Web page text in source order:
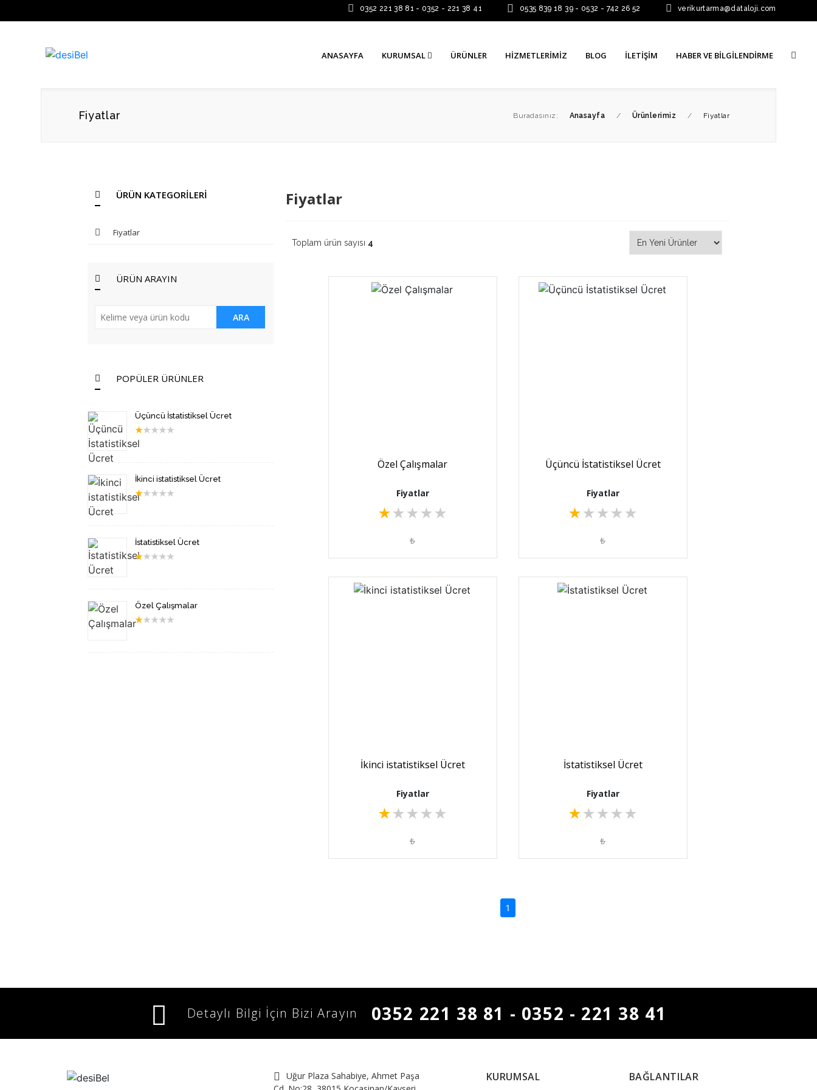
0352 221 38 81 - 0352 - 221 38 41 0535 839 18 39 - 0532 - 742 26 52 verikurtarma@dataloji.com
ANASAYFA KURUMSAL ÜRÜNLER HIZMETLERIMIZ BLOG İLETIŞIM HABER VE BİLGİLENDİRME
Fiyatlar Buradasınız: Anasayfa / Ürünlerimiz / Fiyatlar
ÜRÜN KATEGORİLERİ
Fiyatlar
ÜRÜN ARAYIN
ARA
POPÜLER ÜRÜNLER
Üçüncü İstatistiksel Ücret
★★★★★
İkinci istatistiksel Ücret
★★★★★
İstatistiksel Ücret
★★★★★
Özel Çalışmalar
★★★★★
Fiyatlar
Toplam ürün sayısı 4
Özel Çalışmalar
Fiyatlar
★★ ★ ★ ★
₺
Üçüncü İstatistiksel Ücret
Fiyatlar
★★ ★ ★ ★
₺
İkinci istatistiksel Ücret
Fiyatlar
★★ ★ ★ ★
₺
İstatistiksel Ücret
Fiyatlar
★★ ★ ★ ★
₺
1
Detaylı Bilgi İçin Bizi Arayın 0352 221 38 81 - 0352 - 221 38 41
Uğur Plaza Sahabiye, Ahmet Paşa
KURUMSAL BAĞLANTILAR